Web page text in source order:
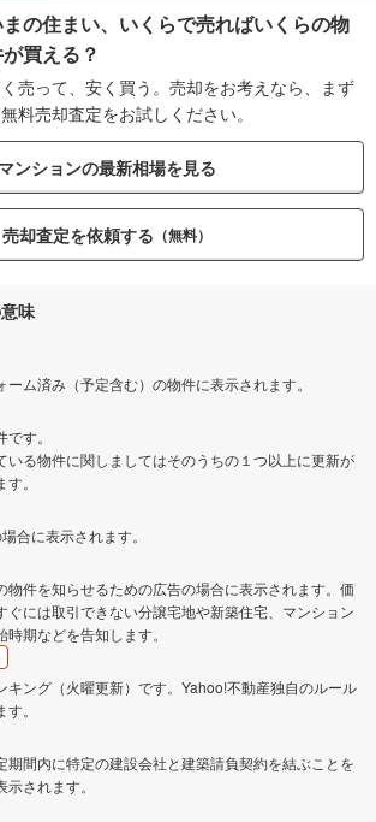
の住まい、いくらで売ればいくらの物
買える？
売って、安く買う。売却をお考えなら、まず
料売却査定をお試しください。
マンションの最新相場を見る
売却査定を依頼する （無料）
味
ム済み（予定含む）の物件に表示されます。
す。
いる物件に関しましてはそのうちの１つ以上に更新が
。
合に表示されます。
物件を知らせるための広告の場合に表示されます。価
ぐには取引できない分譲宅地や新築住宅、マンション
期などを告知します。
キング（火曜更新）です。Yahoo!不動産独自のルール
。
期間内に特定の建設会社と建築請負契約を結ぶことを
されます。